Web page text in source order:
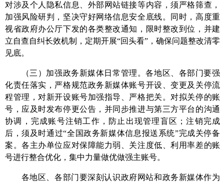
对涉及个人隐私信息、外部网站链接等内容，须严格筛查，
加强风险研判，坚决守好网络信息安全底线。同时，高度重
视省政府办公厅下发的各类整改通知，限时整改到位，并建
立自查自纠长效机制，定期开展“回头看” ，确保问题整改清零
见底。
（三）加强政务新媒体日常管理。各地区、各部门要强
化责任落实，严格规范政务新媒体账号开设、变更及关停流
程管理，对新开设账号加强指导、严格把关。对拟关停的账
号 ，应及时发布停更公告，并同步推进与第三方平台的沟通
协调，完成账号注销工作，防止出现管理盲区；注销完成
后，须及时通过“全国政务新媒体信息报送系统”完成关停备
案。各主办单位应对保障能力弱、关注度低、利用率差的账
号进行整合优化，集中力量做优做强主账号。
各地区、各部门要深刻认识政府网站和政务新媒体作为